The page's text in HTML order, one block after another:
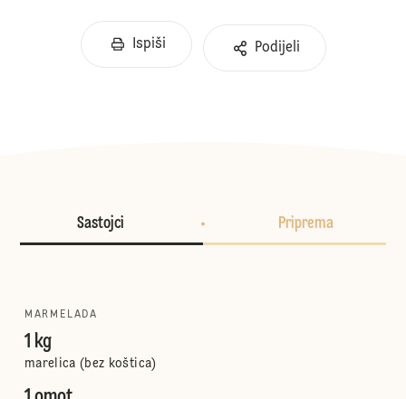
Ispiši Podijeli
Sastojci Priprema
MARMELADA
1 kg
marelica (bez koštica)